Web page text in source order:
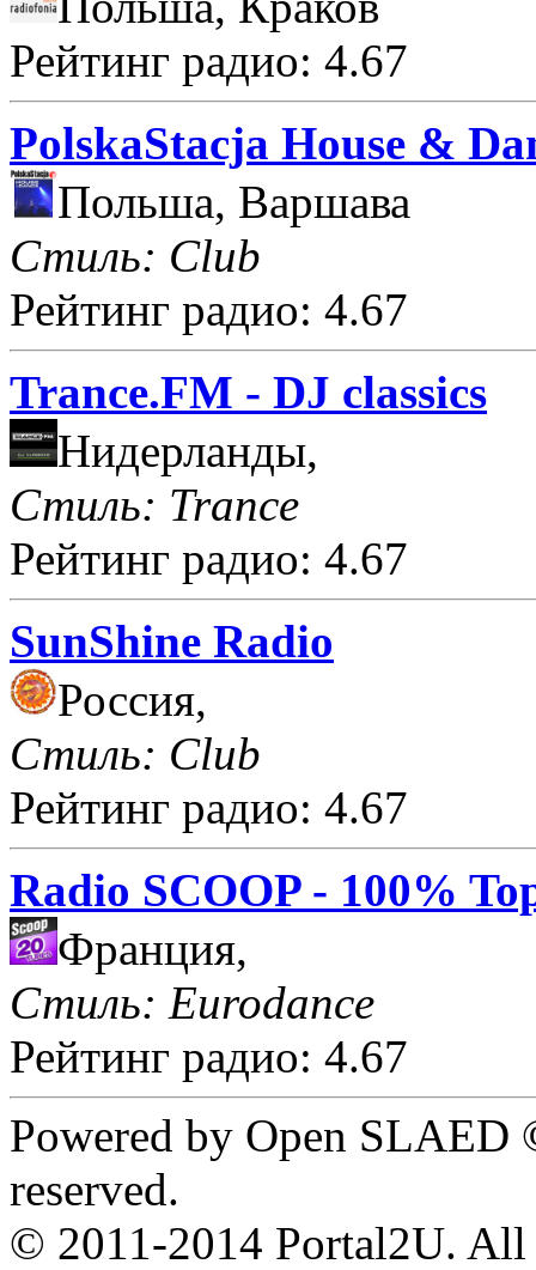
Рейтинг радио: 4.67
PolskaStacja House &
Польша, Варшава
Стиль: Club
Рейтинг радио: 4.67
Trance.FM - DJ classics
Нидерланды,
Стиль: Trance
Рейтинг радио: 4.67
SunShine Radio
Россия,
Стиль: Club
Рейтинг радио: 4.67
Radio SCOOP - 100%
Франция,
Стиль: Eurodance
Рейтинг радио: 4.67
Powered by Open
reserved.
© 2011-2014 Portal2U. All